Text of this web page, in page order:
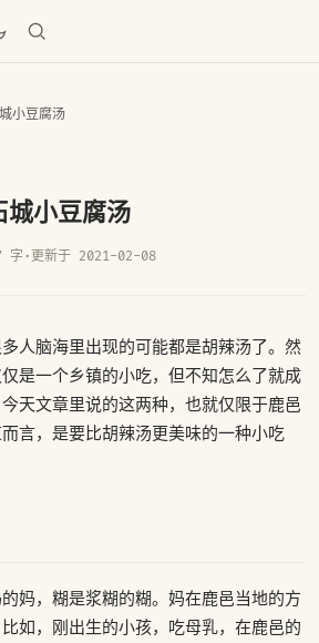
小豆腐汤
小豆腐汤
字 · 更新于 2021-02-08
人脑海里出现的可能都是胡辣汤了。然
是一个乡镇的小吃，但不知怎么了就成
天文章里说的这两种，也就仅限于鹿邑
言，是要比胡辣汤更美味的一种小吃
妈，糊是浆糊的糊。妈在鹿邑当地的方
如，刚出生的小孩，吃母乳，在鹿邑的